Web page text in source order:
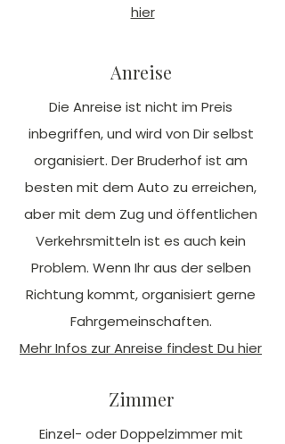
hier
Anreise
Die Anreise ist nicht im Preis
inbegriffen, und wird von Dir selbst
organisiert. Der Bruderhof ist am
besten mit dem Auto zu erreichen,
aber mit dem Zug und öffentlichen
Verkehrsmitteln ist es auch kein
Problem. Wenn Ihr aus der selben
Richtung kommt, organisiert gerne
Fahrgemeinschaften.
Mehr Infos zur Anreise findest Du hier
Zimmer
Einzel- oder Doppelzimmer mit